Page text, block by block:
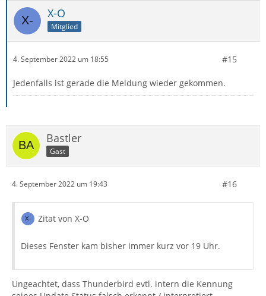
X-O
Mitglied
4. September 2022 um 18:55 #15
Jedenfalls ist gerade die Meldung wieder gekommen.
Bastler
Gast
4. September 2022 um 19:43 #16
Zitat von X-O
Dieses Fenster kam bisher immer kurz vor 19 Uhr.
Ungeachtet, dass Thunderbird evtl. intern die Kennung